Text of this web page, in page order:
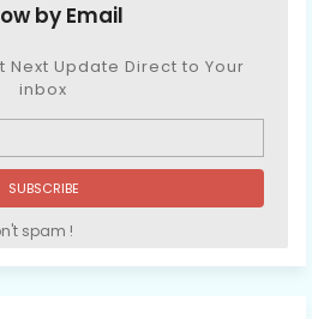
by Email
Next Update Direct to Your
inbox
spam !